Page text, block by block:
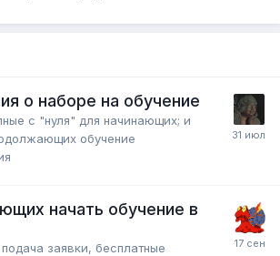
о наборе на обучение
с "нуля" для начинающих; и
обучение
начать обучение в
заявки, бесплатные